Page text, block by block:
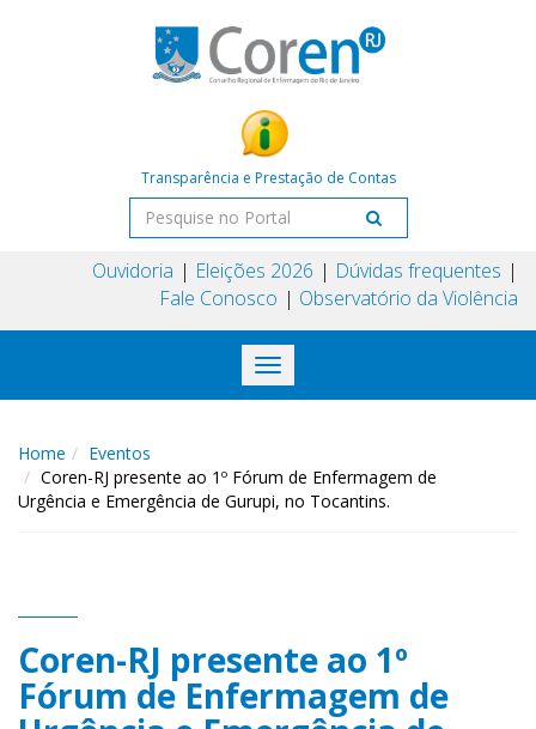
Transparência e Prestação de Contas
Ouvidoria Eleições 2026
Dúvidas frequentes
Fale Conosco
Observatório da Violência
Toggle
navigation
Home
Eventos
Coren-RJ presente ao 1º Fórum de Enfermagem de
Urgência e Emergência de Gurupi, no Tocantins.
Coren-RJ presente ao 1º
Fórum de Enfermagem de